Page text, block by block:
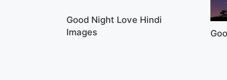
Good Night Love Hindi
Images